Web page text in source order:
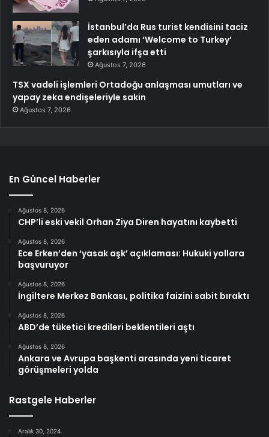
İstanbul’da Rus turist kendisini taciz
eden adamı ‘Welcome to Turkey’
şarkısıyla ifşa etti
Ağustos 7, 2026
TSX vadeli işlemleri Ortadoğu anlaşması umutları ve
yapay zeka endişeleriyle sakin
Ağustos 7, 2026
En Güncel Haberler
Ağustos 8, 2026
CHP’li eski vekil Orhan Ziya Diren hayatını kaybetti
Ağustos 8, 2026
Ece Erken’den ‘yasak aşk’ açıklaması: Hukuki yollara
başvuruyor
Ağustos 8, 2026
İngiltere Merkez Bankası, politika faizini sabit bıraktı
Ağustos 8, 2026
ABD’de tüketici kredileri beklentileri aştı
Ağustos 8, 2026
Ankara ve Avrupa başkenti arasında yeni ticaret
görüşmeleri yolda
Rastgele Haberler
Aralık 30, 2024